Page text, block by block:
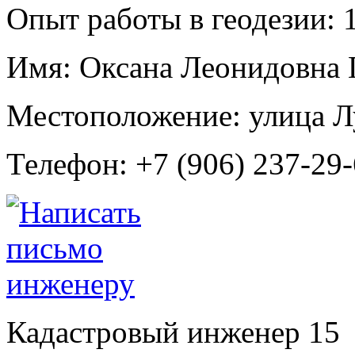
Опыт работы в геодезии:
Имя: Оксана Леонидовна
Местоположение: улица
Телефон: +7 (906) 237-
Кадастровый инженер 15